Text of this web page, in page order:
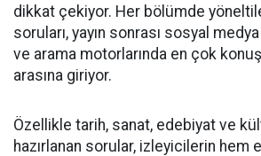
dikkat çekiyor. Her bölümde
soruları, yayın sonrası sosyal
ve arama motorlarında en çok
arasına giriyor.
Özellikle tarih, sanat, edebiyat ve
hazırlanan sorular, izleyicilerin hem